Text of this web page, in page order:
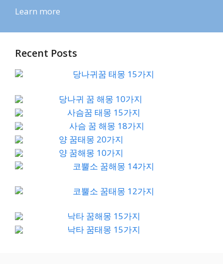
Learn more
Recent Posts
당나귀꿈 태몽 15가지
당나귀 꿈 해몽 10가지
사슴꿈 태몽 15가지
사슴 꿈 해몽 18가지
양 꿈태몽 20가지
양 꿈해몽 10가지
코뿔소 꿈해몽 14가지
코뿔소 꿈태몽 12가지
낙타 꿈해몽 15가지
낙타 꿈태몽 15가지